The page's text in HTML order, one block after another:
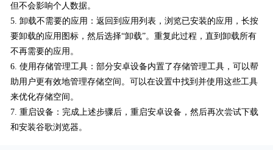
但不会影响个人数据。
5. 卸载不需要的应用：返回到应用列表，浏览已安装的应用，长按
要卸载的应用图标，然后选择“卸载”。重复此过程，直到卸载所有
不再需要的应用。
6. 使用存储管理工具：部分安卓设备内置了存储管理工具，可以帮
助用户更有效地管理存储空间。可以在设置中找到并使用这些工具
来优化存储空间。
7. 重启设备：完成上述步骤后，重启安卓设备，然后再次尝试下载
和安装谷歌浏览器。